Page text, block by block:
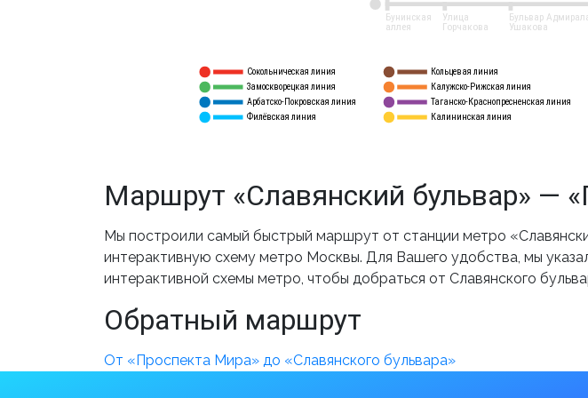
Сокольническая линия
Замоскворецкая линия
Арбатско-Покровская линия
Филёвская линия
Кольцевая линия
Калужско-Рижская линия
Таганско-Краснопресненская линия
Калининская линия
Бульвар
Ушакова
Улица
Горчакова
Бунинская
аллея
Маршрут «Славянский бульвар» —
Мы построили самый быстрый маршрут от станции метро
интерактивную схему метро Москвы. Для Вашего удобства, мы
интерактивной схемы метро, чтобы добраться от Славянского
Обратный маршрут
От «Проспекта Мира» до «Славянского бульвара»